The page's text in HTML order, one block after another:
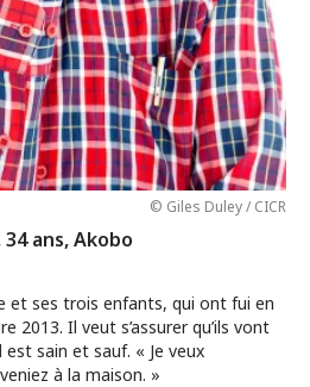
© Giles Duley / CICR
ans, Akobo
et ses trois enfants, qui ont fui en
2013. Il veut s’assurer qu’ils vont
est sain et sauf. « Je veux
à la maison. »